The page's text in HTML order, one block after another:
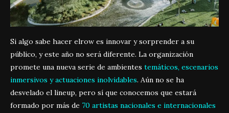
Si algo sabe hacer elrow es innovar y sorprender a su
público, y este año no será diferente. La organización
promete una nueva serie de ambientes temáticos, escenarios
inmersivos y actuaciones inolvidables. Aún no se ha
desvelado el lineup, pero sí que conocemos que estará
formado por más de 70 artistas nacionales e internacionales